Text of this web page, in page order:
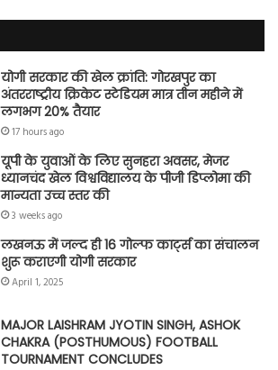
योगी सरकार की खेल क्रांति: गोरखपुर का
अंतरराष्ट्रीय क्रिकेट स्टेडियम मात्र तीन महीने में
लगभग 20% तैयार
17 hours ago
यूपी के युवाओं के लिए सुनहरा अवसर, मेजर
ध्यानचंद खेल विश्वविद्यालय के पीजी डिप्लोमा की
मान्यता उच्च स्तर की
3 weeks ago
लखनऊ में जल्द ही 16 गोल्फ कार्ट्स का संचालन
शुरू कराएगी योगी सरकार
April 1, 2025
MAJOR LAISHRAM JYOTIN SINGH, ASHOK
CHAKRA (POSTHUMOUS) FOOTBALL
TOURNAMENT CONCLUDES